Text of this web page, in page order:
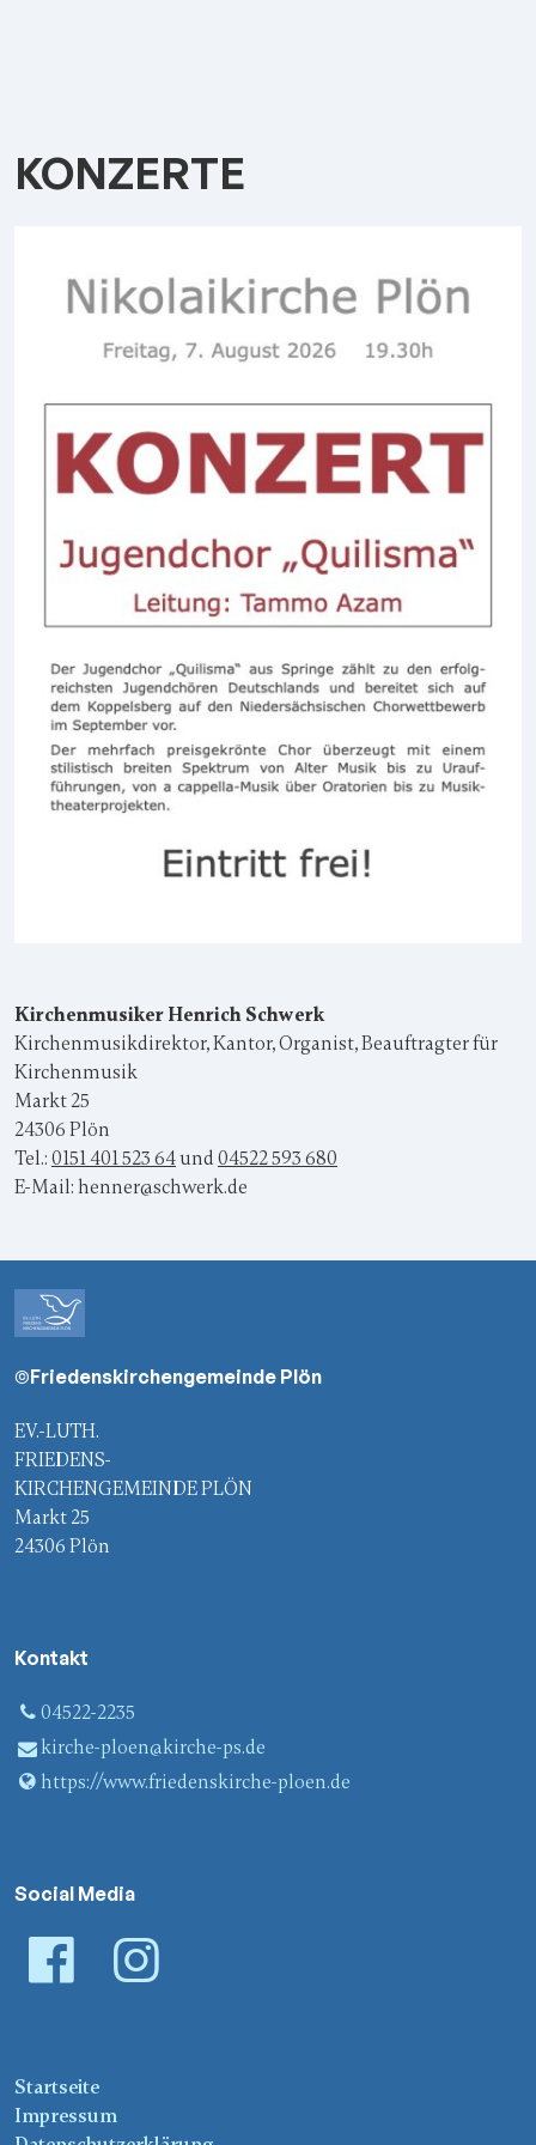
KONZERTE
Kirchenmusiker Henrich Schwerk
Kirchenmusikdirektor, Kantor, Organist, Beauftragter für
Kirchenmusik
Markt 25
24306 Plön
Tel.: 0151 401 523 64und 04522 593 680
E-Mail: henner@schwerk.de
©Friedenskirchengemeinde Plön
EV.-LUTH.
FRIEDENS-
KIRCHENGEMEINDE PLÖN
Markt 25
24306 Plön
Kontakt
04522-2235
kirche-ploen@​kirche-ps.​de
https://www.​friedenskirche-ploen.​de
Social Media
Startseite
Impressum